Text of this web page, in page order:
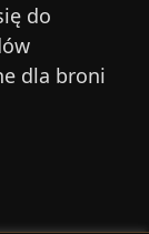
do
dla broni